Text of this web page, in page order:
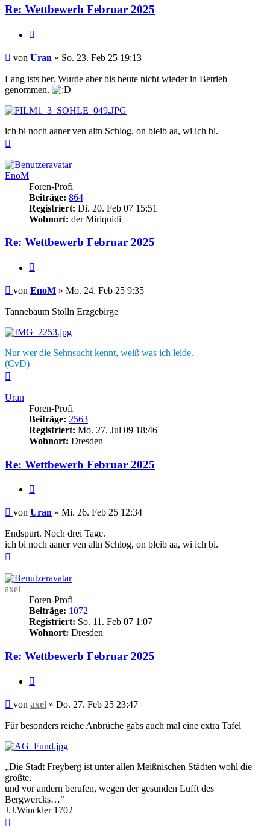
Re: Wettbewerb Februar 2025
Beitrag
von Uran » So. 23. Feb 25 19:13
Lang ists her. Wurde aber bis heute nicht wieder in Betrieb
genommen.
ich bi noch aaner ven altn Schlog, on bleib aa, wi ich bi.
EnoM
Foren-Profi
Beiträge: 864
Registriert: Di. 20. Feb 07 15:51
Wohnort: der Miriquidi
Re: Wettbewerb Februar 2025
Beitrag
von EnoM » Mo. 24. Feb 25 9:35
Tannebaum Stolln Erzgebirge
Nur wer die Sehnsucht kennt, weiß was ich leide.
(CvD)
Uran
Foren-Profi
Beiträge: 2563
Registriert: Mo. 27. Jul 09 18:46
Wohnort: Dresden
Re: Wettbewerb Februar 2025
Beitrag
von Uran » Mi. 26. Feb 25 12:34
Endspurt. Noch drei Tage.
ich bi noch aaner ven altn Schlog, on bleib aa, wi ich bi.
axel
Foren-Profi
Beiträge: 1072
Registriert: So. 11. Feb 07 1:07
Wohnort: Dresden
Re: Wettbewerb Februar 2025
Beitrag
von axel » Do. 27. Feb 25 23:47
Für besonders reiche Anbrüche gabs auch mal eine extra Tafel
„Die Stadt Freyberg ist unter allen Meißnischen Städten wohl die
größte,
und vor andern berufen, wegen der gesunden Lufft des
Bergwercks…“
J.J.Winckler 1702